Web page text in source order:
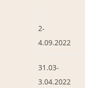
2-
4.09.2022
31.03-
3.04.2022